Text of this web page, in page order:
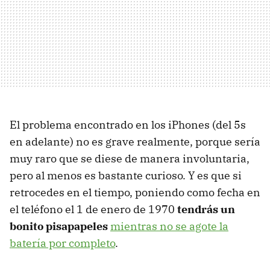
El problema encontrado en los iPhones (del 5s
en adelante) no es grave realmente, porque sería
muy raro que se diese de manera involuntaria,
pero al menos es bastante curioso. Y es que si
retrocedes en el tiempo, poniendo como fecha en
el teléfono el 1 de enero de 1970 tendrás un
bonito pisapapeles mientras no se agote la
batería por completo.